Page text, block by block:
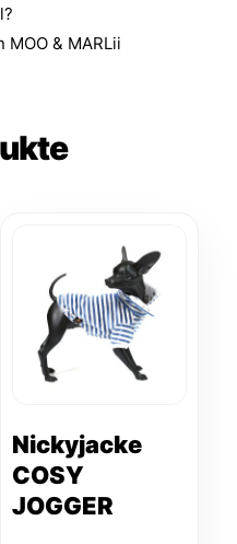
& MARLii
Nickyjacke
COSY
JOGGER
mehrere
Varianten
können
auf
der
Produktseite